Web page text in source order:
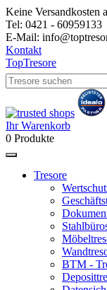
Keine Versandkosten
Tel: 0421 - 60959133
E-Mail:
Kontakt
TopTresore
Ihr Warenkorb
0 Produkte
Tresore
BTM -